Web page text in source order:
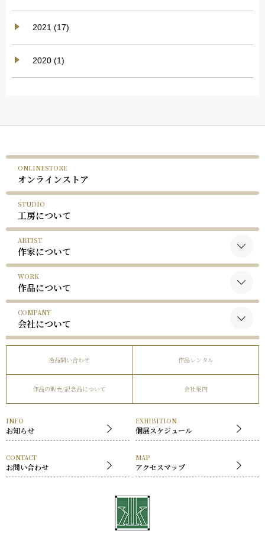
2021 (17)
2020 (1)
ONLINESTORE
オンラインストア
STUDIO
工房について
ARTIST
作家について
黒木国昭について
谷口榮について
略歴
受賞歴
WORK
作品について
黒木国昭の作品
谷口榮の作品
COMPANY
会社について
社長挨拶
逸品問い合わせ 作品レンタル
作品の販売/記念品について 会社案内
INFO
お知らせ
EXHIBITION
個展スケジュール
CONTACT
お問い合わせ
MAP
アクセスマップ